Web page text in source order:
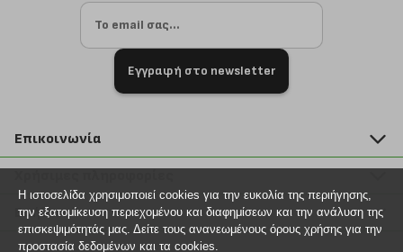
Εγγραφή στο newsletter
Επικοινωνία
211 2000 700
info@plus4u.gr
Η εταιρία
Σημεία παραλαβής
Βοήθεια
Εξέλιξη παραγγελίας
Η ιστοσελίδα χρησιμοποιεί cookies για την ευκολία της περιήγησης,
την εξατομίκευση περιεχομένου και διαφημίσεων και την ανάλυση της
επισκεψιμότητάς μας. Δείτε τους ανανεωμένους όρους χρήσης για την
προστασία δεδομένων και τα cookies.